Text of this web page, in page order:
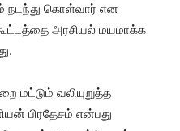
நடந்து கொள்வார் என
அரசியல் மயமாக்க
வலியுறுத்த
பிரதேசம் என்பது